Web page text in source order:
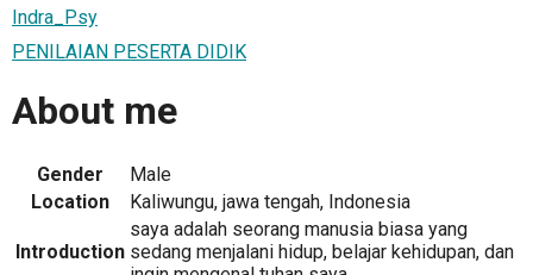
Indra_Psy
PENILAIAN PESERTA DIDIK
About me
Gender
Male
Location
Kaliwungu, jawa tengah, Indonesia
Introduction
saya adalah seorang manusia biasa yang
sedang menjalani hidup, belajar kehidupan, dan